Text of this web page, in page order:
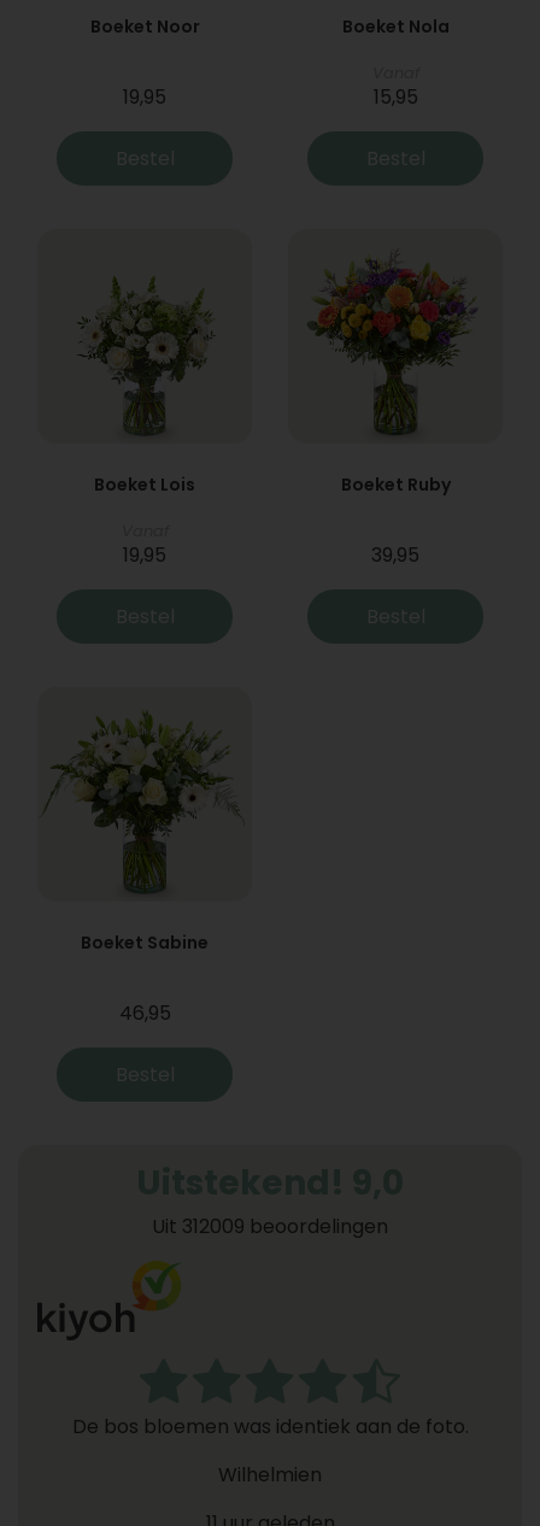
Boeket Noor
19,95
Bestel
Boeket Nola
15,95
Bestel
Boeket Lois
19,95
Bestel
Boeket Ruby
39,95
Bestel
Boeket Sabine
46,95
Bestel
Uit 312009 beoordelingen
De bos bloemen was identiek aan de foto.
Wilhelmien